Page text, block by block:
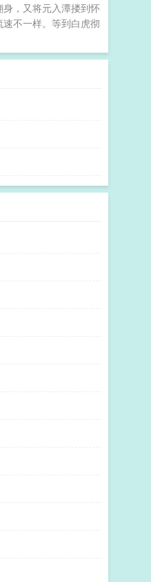
，又将元入潭搂到怀
不一样。等到白虎彻